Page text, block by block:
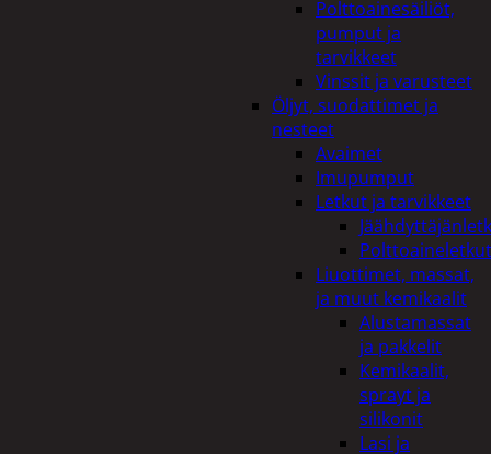
Polttoainesäiliöt,
pumput ja
tarvikkeet
Vinssit ja varusteet
Öljyt, suodattimet ja
nesteet
Avaimet
Imupumput
Letkut ja tarvikkeet
Polttoaineletkut
Liuottimet, massat,
ja muut kemikaalit
Alustamassat
ja pakkelit
Kemikaalit,
sprayt ja
silikonit
Lasi ja